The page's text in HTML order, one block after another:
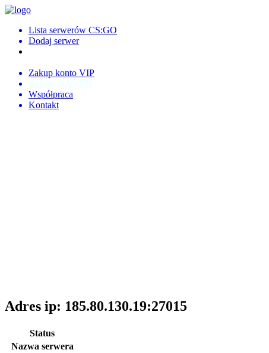
Lista serwerów CS:GO
Dodaj serwer
Zakup konto VIP
Współpraca
Kontakt
Adres ip: 185.80.130.19:27015
Status
Nazwa serwera